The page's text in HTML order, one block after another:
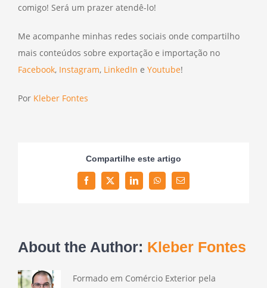
comigo! Será um prazer atendê-lo!
Me acompanhe minhas redes sociais onde compartilho
mais conteúdos sobre exportação e importação no
Facebook, Instagram, LinkedIn e Youtube!
Por Kleber Fontes
Compartilhe este artigo
FacebookTwitterLinkedInWhatsAppEmail
About the Author: Kleber Fontes
Formado em Comércio Exterior pela